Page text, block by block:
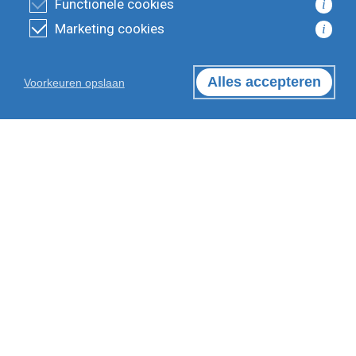
Functionele cookies i
Marketing cookies i
Voorkeuren opslaan Alles accepteren